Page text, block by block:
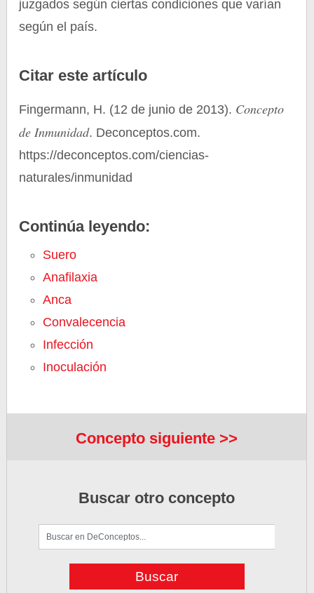
juzgados según ciertas condiciones que varían
según el país.
Citar este artículo
Fingermann, H. (12 de junio de 2013). Concepto
de Inmunidad. Deconceptos.com.
https://deconceptos.com/ciencias-
naturales/inmunidad
Continúa leyendo:
Suero
Anafilaxia
Anca
Convalecencia
Infección
Inoculación
Concepto siguiente >>
Buscar otro concepto